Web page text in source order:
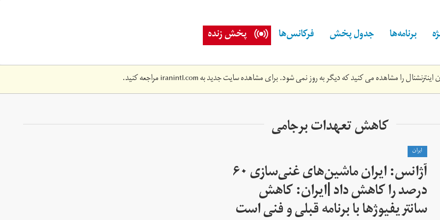
برنامه‌ها جدول پخش فرکانس‌ها پخش زنده
را مشاهده می کنید که دیگر به روز نمی شود. برای مشاهده سایت جدید بهiranintl.comمراجعه کنید.
کاهش تعهدات برجامی
ايران
آژانس: ایران ماشین‌های غنی‌سازی ۶۰
درصد را کاهش داد |ایران: کاهش
سانتریفیوژها با برنامه قبلی و فنی است